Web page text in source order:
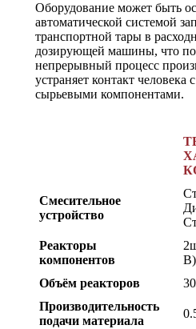
Оборудование может быть
автоматической системой
транспортной тары в
дозирующей машины, что
непрерывный процесс
устраняет контакт человека
сырьевыми компонентами.
Смесительное
устройство
Реакторы
компонентов
В)
Объём реакторов
Производительность
подачи материала